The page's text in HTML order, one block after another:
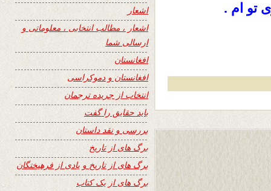
تو ام .
اشعار
اشعار ، مطالب انتخابی ، معلوماتی و
ارسالی شما
افغانستان
افغانستان و دموکراسی
انتخاب از جریده ترجمان
باید حقایق را گفت
بررسی و نقد داستان
برگ های از تاریخ
برگ های از تاریخ و یادی از فرهیختگان
برگ های از یک کتاب